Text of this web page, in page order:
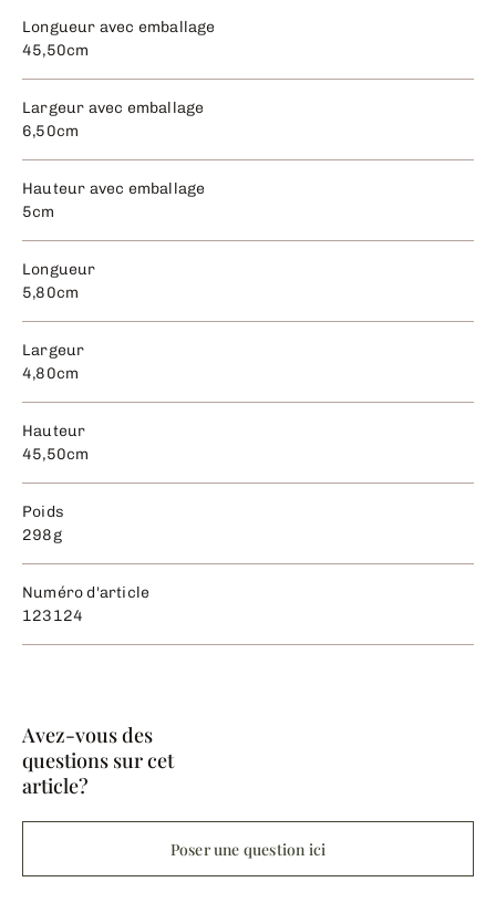
Longueur avec emballage
45,50cm
Largeur avec emballage
6,50cm
Hauteur avec emballage
5cm
Longueur
5,80cm
Largeur
4,80cm
Hauteur
45,50cm
Poids
298g
Numéro d'article
123124
Avez-vous des
questions sur cet
article?
Poser une question ici